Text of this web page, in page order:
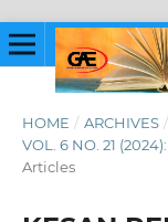
HOME / ARCHIVES /
VOL. 6 NO. 21
Articles